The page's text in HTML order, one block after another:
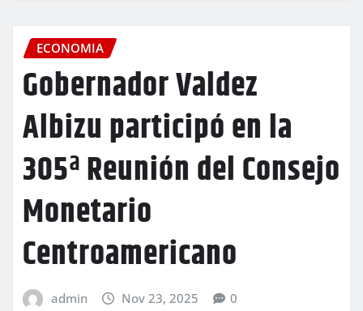
ECONOMIA
Gobernador Valdez
Albizu participó en la
305ª Reunión del Consejo
Monetario
Centroamericano
admin Nov 23, 2025 0